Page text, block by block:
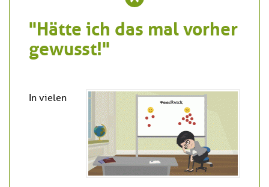
"Hätte ich das mal vorher
gewusst!"
In vielen